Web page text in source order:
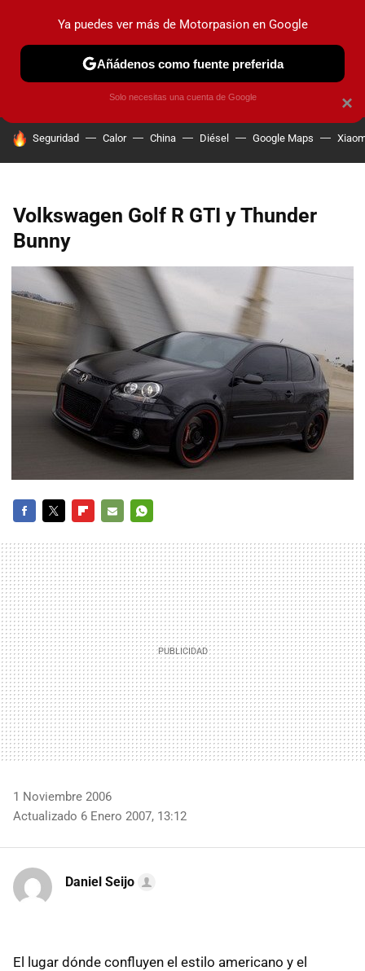
PRUEBAS COCHES ELÉCTRICOS OBSERVATORIO
HOY SE HABLA DE
Seguridad Calor China Diésel Google Maps
Volkswagen Golf R GTI y Thunder
Bunny
MAIL
1 Noviembre 2006
Actualizado 6 Enero 2007, 13:12
Daniel Seijo
El lugar dónde confluyen el estilo americano y el
×
Ya puedes ver más de Motorpasion en Google
Añádenos como fuente preferida
Solo necesitas una cuenta de Google